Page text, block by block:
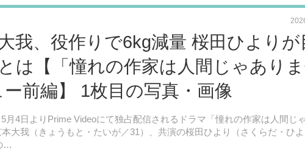
我、役作りで6kg減量 桜田ひよりが
は【「憧れの作家は人間じゃあり
前編】 1枚目の写真・画像
5月4日よりPrime Videoにて独占配信されるドラマ「憧れの作家は人間じ
大我（きょうもと・たいが／31）、共演の桜田ひより（さくらだ・ひ
…